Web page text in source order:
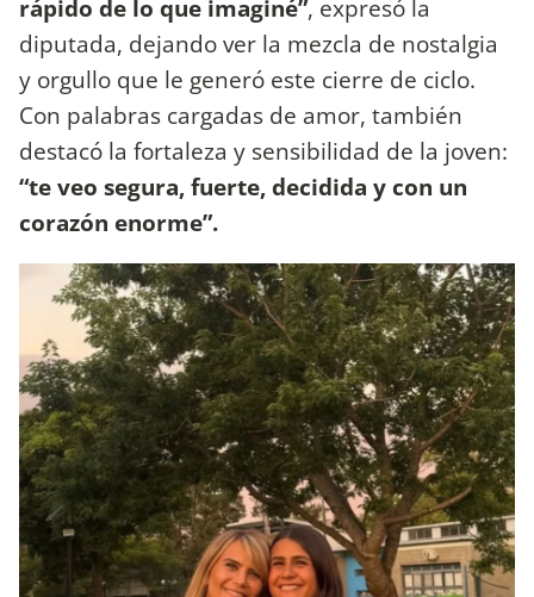
rápido de lo que imaginé”, expresó la
diputada, dejando ver la mezcla de nostalgia
y orgullo que le generó este cierre de ciclo.
Con palabras cargadas de amor, también
destacó la fortaleza y sensibilidad de la joven:
“te veo segura, fuerte, decidida y con un
corazón enorme”.